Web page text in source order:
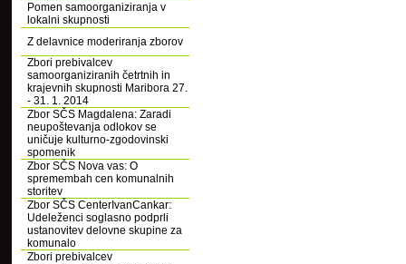
Pomen samoorganiziranja v
lokalni skupnosti
Z delavnice moderiranja zborov
Zbori prebivalcev
samoorganiziranih četrtnih in
krajevnih skupnosti Maribora 27.
- 31. 1. 2014
Zbor SČS Magdalena: Zaradi
neupoštevanja odlokov se
uničuje kulturno-zgodovinski
spomenik
Zbor SČS Nova vas: O
spremembah cen komunalnih
storitev
Zbor SČS CenterIvanCankar:
Udeleženci soglasno podprli
ustanovitev delovne skupine za
komunalo
Zbori prebivalcev